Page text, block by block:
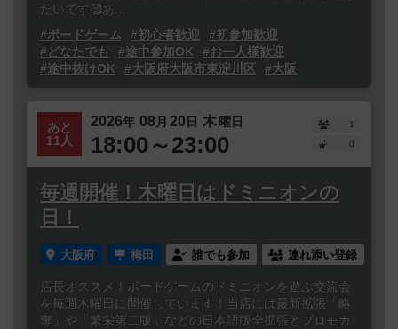
たいです🥰あ...
#ボードゲーム
#初心者歓迎
#初参加歓迎
#どなたでも
#途中参加OK
#お一人様歓迎
#途中抜けOK
#大阪府大阪市東淀川区 #大阪
あと
11人
2026年 08 月 20日 木曜日
18:00～23:00
1
0
毎週開催！木曜日はドミニオンの
日！
大阪府 梅田 誰でも参加 連れ添い登録
店長オススメ！ボードゲームのドミニオンを遊ぶ交流会
を毎週木曜日に開催しています！当店には最新拡張「略
奪」や「繁栄第二版」などの日本語版全拡張とプロモカ